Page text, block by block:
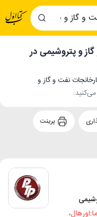
و پتروشیمی در
نفت و گاز و